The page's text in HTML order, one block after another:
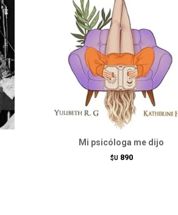
Mi psicóloga me dijo
$U 890